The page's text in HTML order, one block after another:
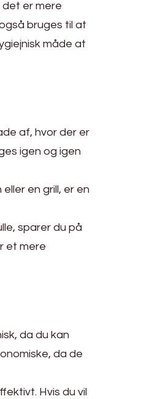
er mere
bruges til at
måde at
af, hvor der er
igen og igen
en grill, er en
sparer du på
et mere
da du kan
da de
Hvis du vil